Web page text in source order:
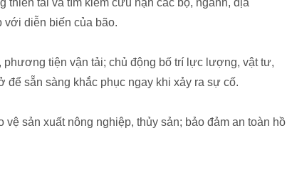
thiên tai và tìm kiếm cứu nạn các bộ, ngành, địa
diễn biến của bão.
phương tiện vận tải; chủ động bố trí lực lượng, vật tư,
sẵn sàng khắc phục ngay khi xảy ra sự cố.
sản xuất nông nghiệp, thủy sản; bảo đảm an toàn hồ